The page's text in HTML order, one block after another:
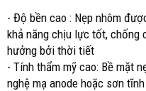
- Độ bền cao : Nẹp nhôm
khả năng chịu lực tốt, chống
hưởng bởi thời tiết
- Tính thẩm mỹ cao: Bề mặt
nghệ mạ anode hoặc sơn